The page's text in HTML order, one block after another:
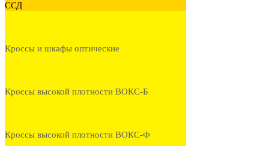
ССД
Кроссы и шкафы оптические
Кроссы высокой плотности ВОКС-Б
Кроссы высокой плотности ВОКС-Ф